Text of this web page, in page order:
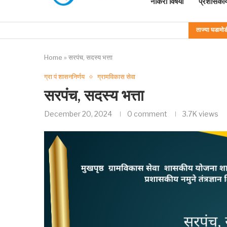
ताज्या
Home » सरपंच, सदस्य भत्ता
ग्रा पं शासननिर्णय ग्रामविकास सेवा
सरपंच, सदस्य भत्ता
December 20, 2024 0 comment 3.7K views